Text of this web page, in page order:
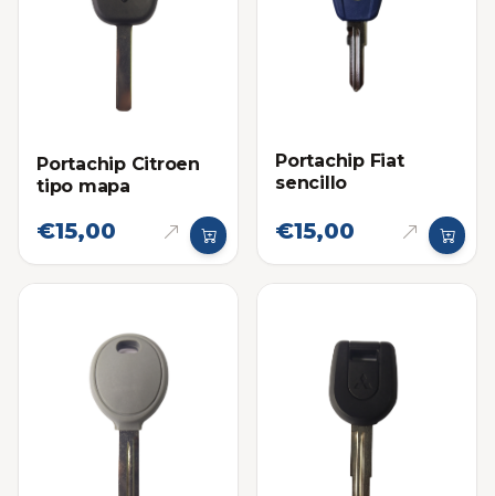
Portachip Citroen
tipo mapa
€15,00
Portachip Fiat
sencillo
€15,00